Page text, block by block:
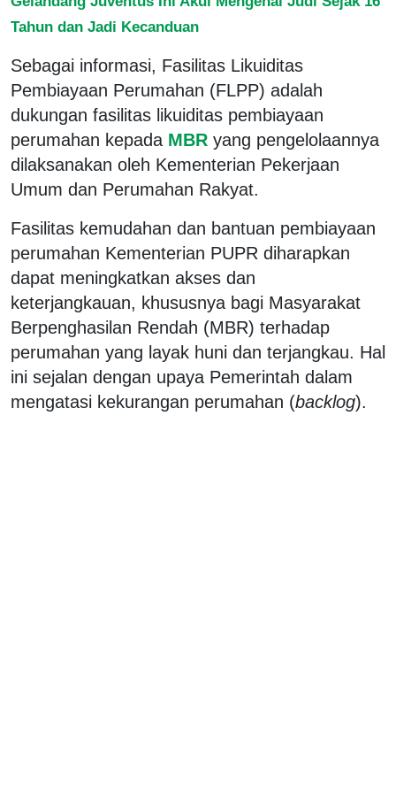
Tahun dan Jadi Kecanduan
Sebagai informasi, Fasilitas Likuiditas
Pembiayaan Perumahan (FLPP) adalah
dukungan fasilitas likuiditas pembiayaan
perumahan kepada MBR yang pengelolaannya
dilaksanakan oleh Kementerian Pekerjaan
Umum dan Perumahan Rakyat.
Fasilitas kemudahan dan bantuan pembiayaan
perumahan Kementerian PUPR diharapkan
dapat meningkatkan akses dan
keterjangkauan, khususnya bagi Masyarakat
Berpenghasilan Rendah (MBR) terhadap
perumahan yang layak huni dan terjangkau. Hal
ini sejalan dengan upaya Pemerintah dalam
mengatasi kekurangan perumahan (backlog).